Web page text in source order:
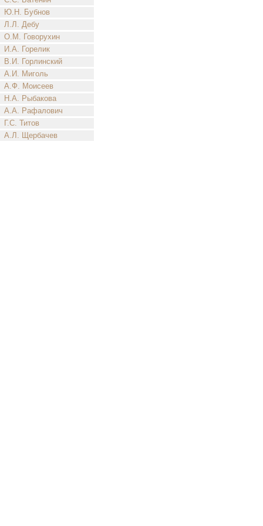
Ю.Н. Бубнов
Л.Л. Дебу
О.М. Говорухин
И.А. Горелик
В.И. Горлинский
А.И. Миголь
А.Ф. Моисеев
Н.А. Рыбакова
А.А. Рафалович
Г.С. Титов
А.Л. Щербачев